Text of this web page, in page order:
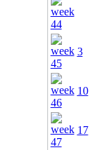
3
10
17